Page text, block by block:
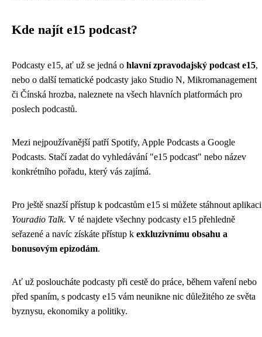
Kde najít e15 podcast?
Podcasty e15, ať už se jedná o hlavní zpravodajský podcast e15,
nebo o další tematické podcasty jako Studio N, Mikromanagement
či Čínská hrozba, naleznete na všech hlavních platformách pro
poslech podcastů.
Mezi nejpoužívanější patří Spotify, Apple Podcasts a Google
Podcasts. Stačí zadat do vyhledávání "e15 podcast" nebo název
konkrétního pořadu, který vás zajímá.
Pro ještě snazší přístup k podcastům e15 si můžete stáhnout aplikaci
Youradio Talk. V té najdete všechny podcasty e15 přehledně
seřazené a navíc získáte přístup k exkluzivnímu obsahu a
bonusovým epizodám.
Ať už posloucháte podcasty při cestě do práce, během vaření nebo
před spaním, s podcasty e15 vám neunikne nic důležitého ze světa
byznysu, ekonomiky a politiky.